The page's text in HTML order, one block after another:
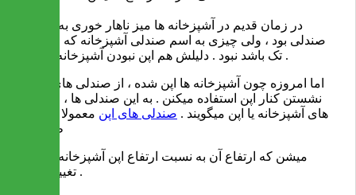
در زمان قدیم در آشپزخانه ها میز ناهار خوری به همراه
صندلی بود ، ولی چیزی به اسم صندلی آشپزخانه که صندلی
تک باشد نبود . دلیلش هم اپن نبودن آشپزخانه ها بود .
اما امروزه چون آشپزخانه ها اپن شده ، از صندلی های برای
نشستن کنار اپن استفاده میکنن . به این صندلی ها ، صندلی
های آشپزخانه یا اپن میگویند . صندلی های اپن معمولا طوری
طراحی
میشن که ارتفاع آن به نسبت ارتفاع اپن آشپزخانه ، قابل
تغییر باشد .